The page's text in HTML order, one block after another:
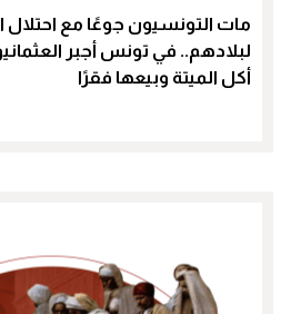
مات التونسيون جوعًا مع احتلال
لبلادهم.. في تونس أجبر
أكل الميتة وبيعها فقرًا